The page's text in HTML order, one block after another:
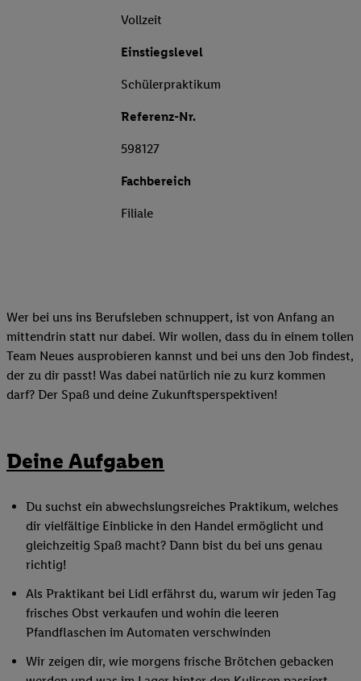
Vollzeit
Einstiegslevel
Schülerpraktikum
Referenz-Nr.
598127
Fachbereich
Filiale
Wer bei uns ins Berufsleben schnuppert, ist von Anfang an
mittendrin statt nur dabei. Wir wollen, dass du in einem tollen
Team Neues ausprobieren kannst und bei uns den Job findest,
der zu dir passt! Was dabei natürlich nie zu kurz kommen
darf? Der Spaß und deine Zukunftsperspektiven!
Deine Aufgaben
Du suchst ein abwechslungsreiches Praktikum, welches
dir vielfältige Einblicke in den Handel ermöglicht und
gleichzeitig Spaß macht? Dann bist du bei uns genau
richtig!
Als Praktikant bei Lidl erfährst du, warum wir jeden Tag
frisches Obst verkaufen und wohin die leeren
Pfandflaschen im Automaten verschwinden
Wir zeigen dir, wie morgens frische Brötchen gebacken